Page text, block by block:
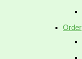
Order